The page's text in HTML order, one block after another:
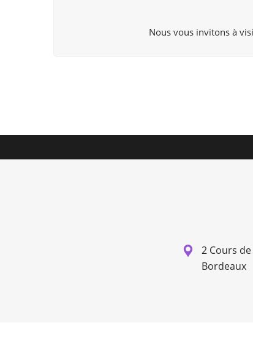
Nous vous invitons à
2 Cours
Bordeaux